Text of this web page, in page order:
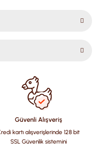
öneri formunu
Güvenli Alışveriş
kartı alışverişlerinde 128 bit
SSL Güvenlik sistemini